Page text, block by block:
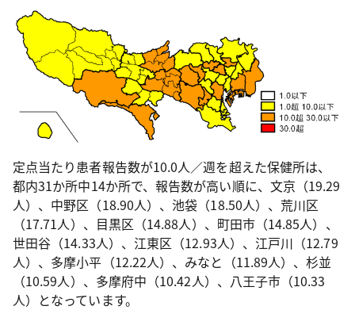
定点当たり患者報告数が10.0人／週を超えた保健所は、
都内31か所中14か所で、報告数が高い順に、文京（19.29
人）、中野区（18.90人）、池袋（18.50人）、荒川区
（17.71人）、目黒区（14.88人）、町田市（14.85人）、
世田谷（14.33人）、江東区（12.93人）、江戸川（12.79
人）、多摩小平（12.22人）、みなと（11.89人）、杉並
（10.59人）、多摩府中（10.42人）、八王子市（10.33
人）となっています。